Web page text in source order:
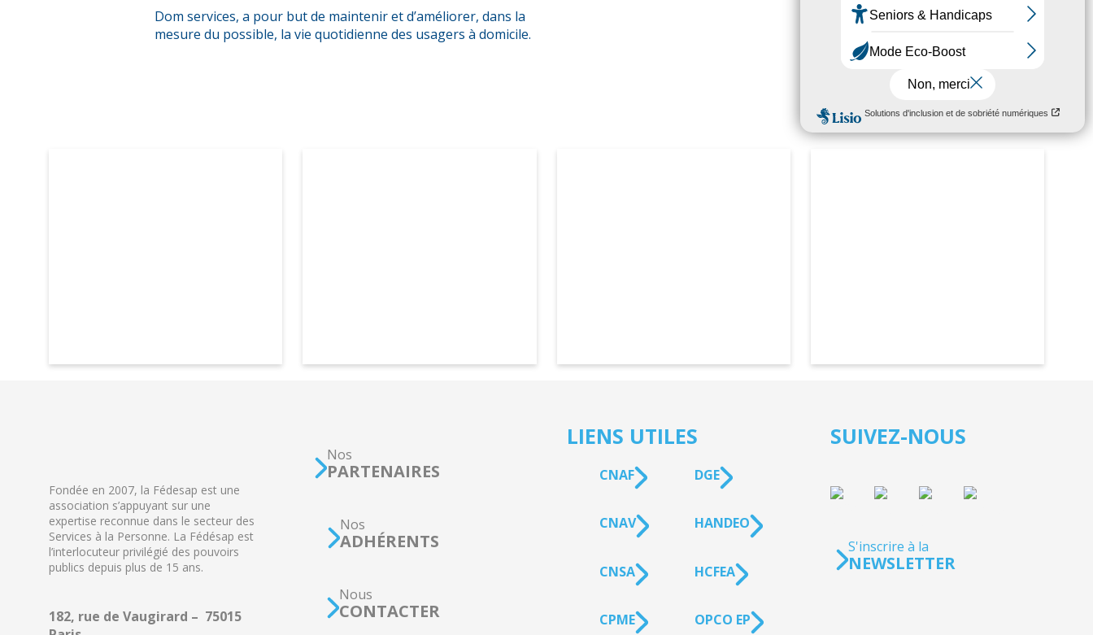
Dom services, a pour but de maintenir et d’améliorer, dans la
mesure du possible, la vie quotidienne des usagers à domicile.
Fondée en 2007, la Fédesap est une
association s’appuyant sur une
expertise reconnue dans le secteur des
Services à la Personne. La Fédésap est
l’interlocuteur privilégié des pouvoirs
publics depuis plus de 15 ans.
182, rue de Vaugirard – 75015
Nos
PARTENAIRES
Nos
ADHÉRENTS
Nous
CONTACTER
LIENS UTILES
CNAF
CNAV
CNSA
CPME
DGE
HANDEO
HCFEA
OPCO EP
SUIVEZ-NOUS
S'inscrire à la
NEWSLETTER